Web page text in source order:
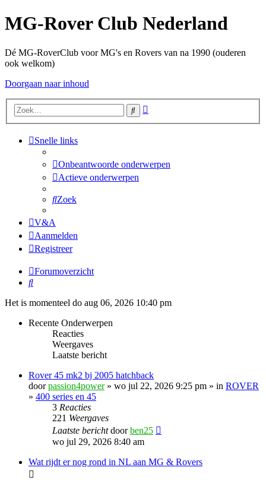
MG-Rover Club Nederland
Dé MG-RoverClub voor MG's en Rovers van na 1990 (ouderen
ook welkom)
Doorgaan naar inhoud
Zoek
Snelle links
Onbeantwoorde onderwerpen
Actieve onderwerpen
Zoek
V&A
Aanmelden
Registreer
Forumoverzicht
Zoek
Het is momenteel do aug 06, 2026 10:40 pm
Recente Onderwerpen
Reacties
Weergaves
Laatste bericht
Rover 45 mk2 bj 2005 hatchback
doorpassion4power» wo jul 22, 2026 9:25 pm » in ROVER
» 400 series en 45
3 Reacties
221 Weergaves
Laatste berichtdoorben25
wo jul 29, 2026 8:40 am
Wat rijdt er nog rond in NL aan MG & Rovers